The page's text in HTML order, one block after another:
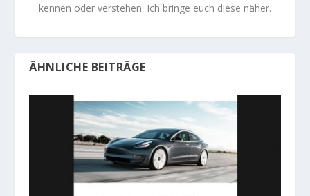
kennen oder verstehen. Ich bringe euch diese näher.
ÄHNLICHE BEITRÄGE